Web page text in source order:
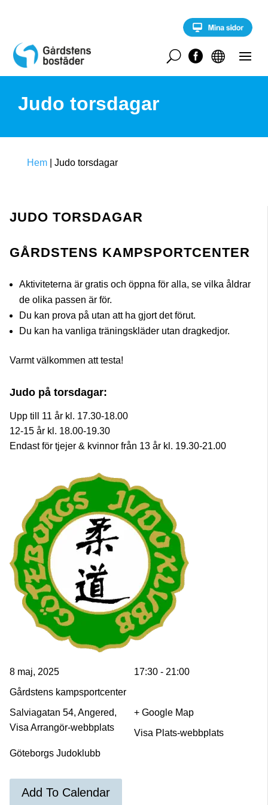
c
n


U
Judo torsdagar
Hem Judo torsdagar
JUDO TORSDAGAR
GÅRDSTENS KAMPSPORTCENTER
Aktiviteterna är gratis och öppna för alla, se vilka åldrar
de olika passen är för.
Du kan prova på utan att ha gjort det förut.
Du kan ha vanliga träningskläder utan dragkedjor.
Varmt välkommen att testa!
Judo på torsdagar:
Upp till 11 år kl. 17.30-18.00
12-15 år kl. 18.00-19.30
Endast för tjejer & kvinnor från 13 år kl. 19.30-21.00
8 maj, 2025
17:30 - 21:00
Gårdstens kampsportcenter
Salviagatan 54, Angered,
+ Google Map
Visa Plats-webbplats
Göteborgs Judoklubb
Visa Arrangör-webbplats
Add To Calendar